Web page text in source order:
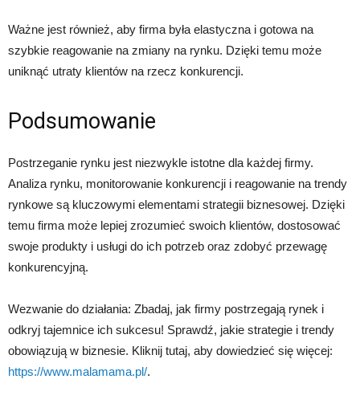
Ważne jest również, aby firma była elastyczna i gotowa na
szybkie reagowanie na zmiany na rynku. Dzięki temu może
uniknąć utraty klientów na rzecz konkurencji.
Podsumowanie
Postrzeganie rynku jest niezwykle istotne dla każdej firmy.
Analiza rynku, monitorowanie konkurencji i reagowanie na trendy
rynkowe są kluczowymi elementami strategii biznesowej. Dzięki
temu firma może lepiej zrozumieć swoich klientów, dostosować
swoje produkty i usługi do ich potrzeb oraz zdobyć przewagę
konkurencyjną.
Wezwanie do działania: Zbadaj, jak firmy postrzegają rynek i
odkryj tajemnice ich sukcesu! Sprawdź, jakie strategie i trendy
obowiązują w biznesie. Kliknij tutaj, aby dowiedzieć się więcej:
https://www.malamama.pl/.